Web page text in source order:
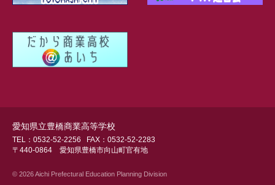
愛知県立豊橋商業高等学校
TEL：0532-52-2256
FAX：0532-52-2283
〒440-0864 愛知県豊橋市向山町官有地
© 2026 Aichi Prefectural Education Planning Division